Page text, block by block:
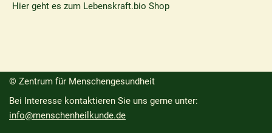
Hier geht es zum Lebenskraft.bio Shop
© Zentrum für Menschengesundheit
Bei Interesse kontaktieren Sie uns gerne unter:
info@menschenheilkunde.de